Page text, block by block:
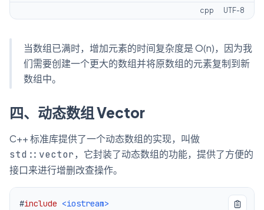
cpp UTF-8
当数组已满时，增加元素的时间复杂度是 O(n)，因为我
们需要创建一个更大的数组并将原数组的元素复制到新
数组中。
四、动态数组 Vector
C++ 标准库提供了一个动态数组的实现，叫做
std::vector，它封装了动态数组的功能，提供了方便的
接口来进行增删改查操作。
#include <iostream>